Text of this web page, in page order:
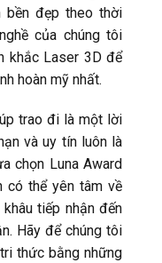
đẹp theo thời
của chúng tôi
khắc Laser 3D để
hoàn mỹ nhất.
trao đi là một lời
và uy tín luôn là
chọn Luna Award
có thể yên tâm về
tiếp nhận đến
Hãy để chúng tôi
thức bằng những